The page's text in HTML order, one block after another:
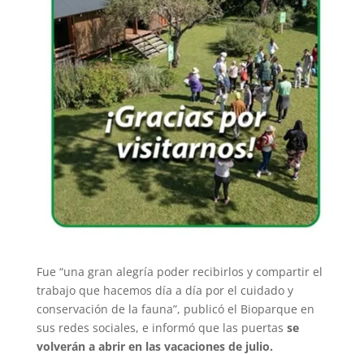
Fue “una gran alegría poder recibirlos y compartir el
trabajo que hacemos día a día por el cuidado y
conservación de la fauna”, publicó el Bioparque en
sus redes sociales, e informó que las puertas se
volverán a abrir en las vacaciones de julio.